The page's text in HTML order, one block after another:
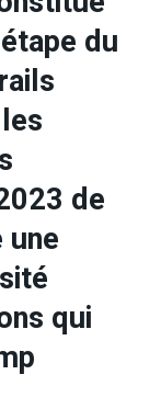
du
de
une
qui